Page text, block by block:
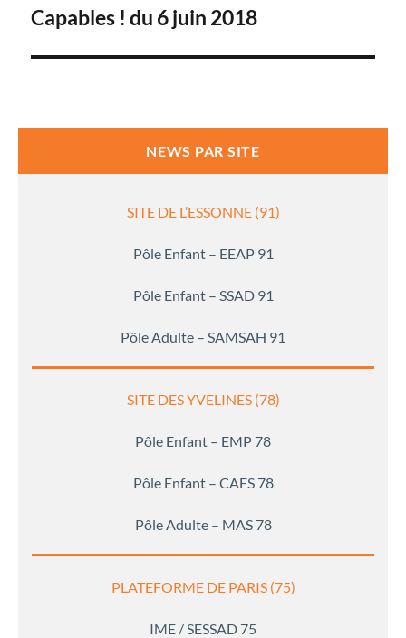
l’article
Capables ! du 6 juin 2018
NEWS PAR SITE
SITE DE L’ESSONNE (91)
Pôle Enfant – EEAP 91
Pôle Enfant – SSAD 91
Pôle Adulte – SAMSAH 91
SITE DES YVELINES (78)
Pôle Enfant – EMP 78
Pôle Enfant – CAFS 78
Pôle Adulte – MAS 78
PLATEFORME DE PARIS (75)
IME / SESSAD 75